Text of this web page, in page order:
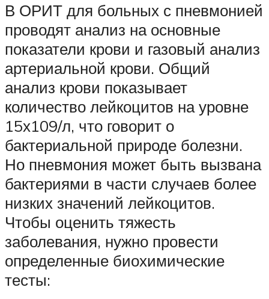
В ОРИТ для больных с пневмонией
проводят анализ на основные
показатели крови и газовый анализ
артериальной крови. Общий
анализ крови показывает
количество лейкоцитов на уровне
15х109/л, что говорит о
бактериальной природе болезни.
Но пневмония может быть вызвана
бактериями в части случаев более
низких значений лейкоцитов.
Чтобы оценить тяжесть
заболевания, нужно провести
определенные биохимические
тесты: